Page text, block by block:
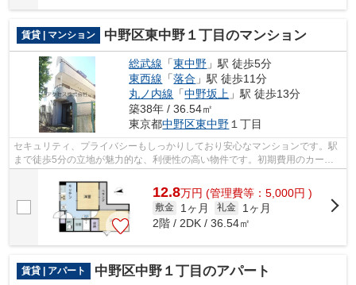
賃貸 | マンション 中野区東中野１丁目のマンション
総武線 「東中野 」駅 徒歩5分
東西線 「落合 」駅 徒歩11分
丸ノ内線 「中野坂上 」駅 徒歩13分
築38年 / 36.54㎡
東京都中野区東中野１丁目
セキュリティ、プライバシーもしっかりしており安心なマンションです。駅
まで徒歩5分の立地が魅力的な、利便性の高い物件です。初期費用のカード
12.8万円 (管理費等：5,000円 )
敷金 1ヶ月 礼金
1ヶ月
2階 / 2DK / 36.54㎡
賃貸 | アパート 中野区中野１丁目のアパート